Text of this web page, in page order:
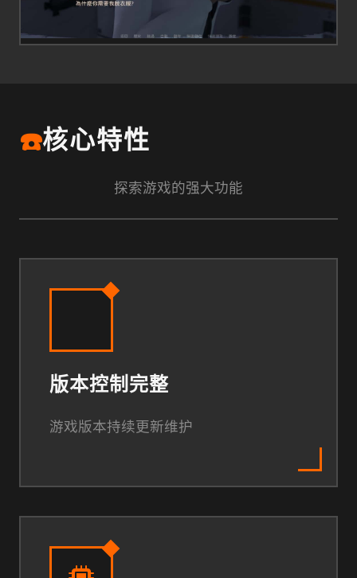
☎️核心特性
探索游戏的强大功能
版本控制完整
游戏版本持续更新维护